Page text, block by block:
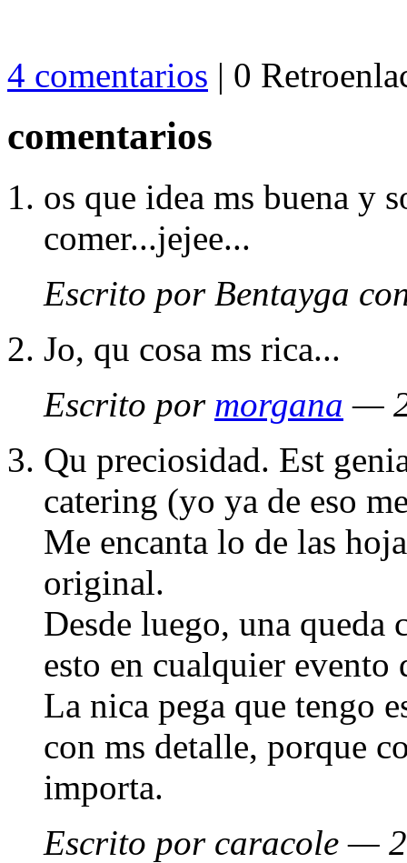
4 comentarios | 0
comentarios
os que idea ms buena y
comer...jejee...
Escrito por Bentayga
Jo, qu cosa ms rica...
Escrito por morgana —
Qu preciosidad. Est
catering (yo ya de eso
Me encanta lo de las
original.
Desde luego, una queda
esto en cualquier evento
La nica pega que tengo
con ms detalle, porque
importa.
Escrito por caracole —